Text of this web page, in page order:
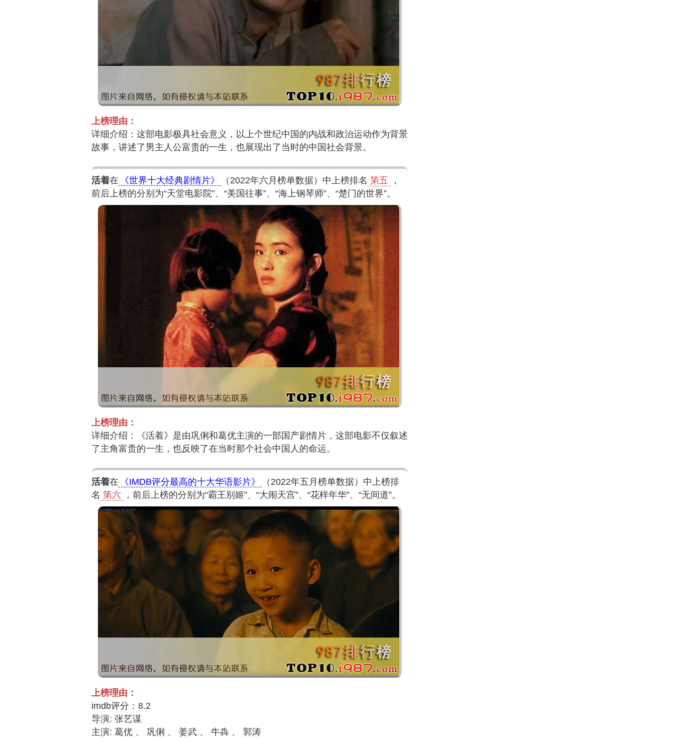
上榜理由：
详细介绍：这部电影极具社会意义，以上个世纪中国的内战和政治运动作为背景
故事，讲述了男主人公富贵的一生，也展现出了当时的中国社会背景。
活着在 《世界十大经典剧情片》 （2022年六月榜单数据）中上榜排名 第五
，
前后上榜的分别为“天堂电影院”、“美国往事”、“海上钢琴师”、“楚门的世界”。
上榜理由：
详细介绍：《活着》是由巩俐和葛优主演的一部国产剧情片，这部电影不仅叙述
了主角富贵的一生，也反映了在当时那个社会中国人的命运。
活着在 《IMDB评分最高的十大华语影片》
（2022年五月榜单数据）中上榜排
名 第六 ，前后上榜的分别为“霸王别姬”、“大闹天宫”、“花样年华”、“无间道”。
上榜理由：
imdb评分：8.2
导演: 张艺谋
主演: 葛优 、 巩俐 、 姜武 、 牛犇 、 郭涛